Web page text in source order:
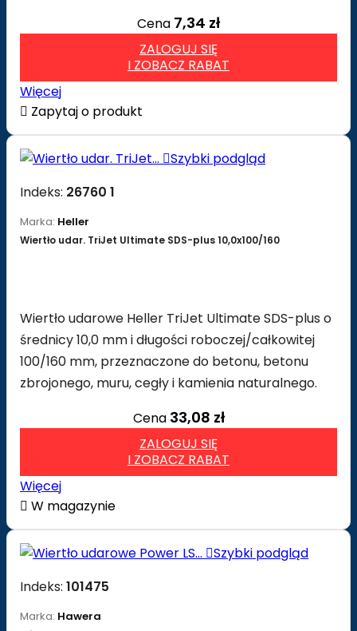
Cena 7,34 zł
ZALOGUJ SIĘ
I ZOBACZ RABAT
Więcej
 Zapytaj o produkt
Szybki podgląd
Indeks: 26760 1
Marka: Heller
Wiertło udar. TriJet Ultimate SDS-plus 10,0x100/160
Wiertło udarowe Heller TriJet Ultimate SDS-plus o
średnicy 10,0 mm i długości roboczej/całkowitej
100/160 mm, przeznaczone do betonu, betonu
zbrojonego, muru, cegły i kamienia naturalnego.
Cena 33,08 zł
ZALOGUJ SIĘ
I ZOBACZ RABAT
Więcej
 W magazynie
Szybki podgląd
Indeks: 101475
Marka: Hawera